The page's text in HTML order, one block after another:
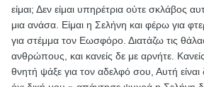
είμαι; Δεν είμαι υπηρέτρια ούτε σκλάβος
μια ανάσα. Είμαι η Σελήνη και φέρω για
για στέμμα τον Εωσφόρο. Διατάζω τις
ανθρώπους, και κανείς δε με αρνήτε.
θνητή ψάξε για τον αδελφό σου, Αυτή είναι